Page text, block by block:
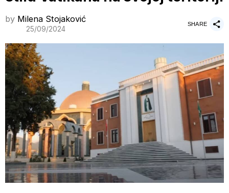
by Milena Stojaković
25/09/2024
SHARE